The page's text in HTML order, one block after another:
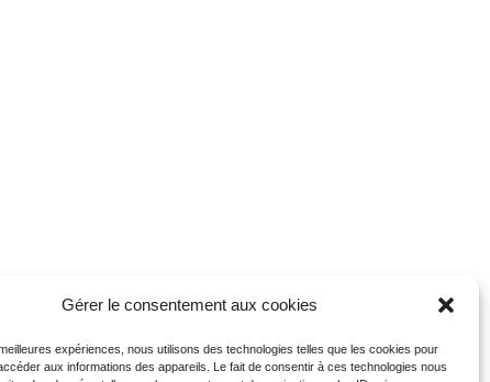
Gérer le consentement aux cookies
expériences, nous utilisons des technologies telles que les cookies pour
aux informations des appareils. Le fait de consentir à ces technologies nous